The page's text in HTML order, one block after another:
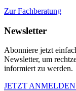
Zur Fachberatung
Newsletter
Abonniere jetzt
Newsletter, um
informiert zu werden.
JETZT